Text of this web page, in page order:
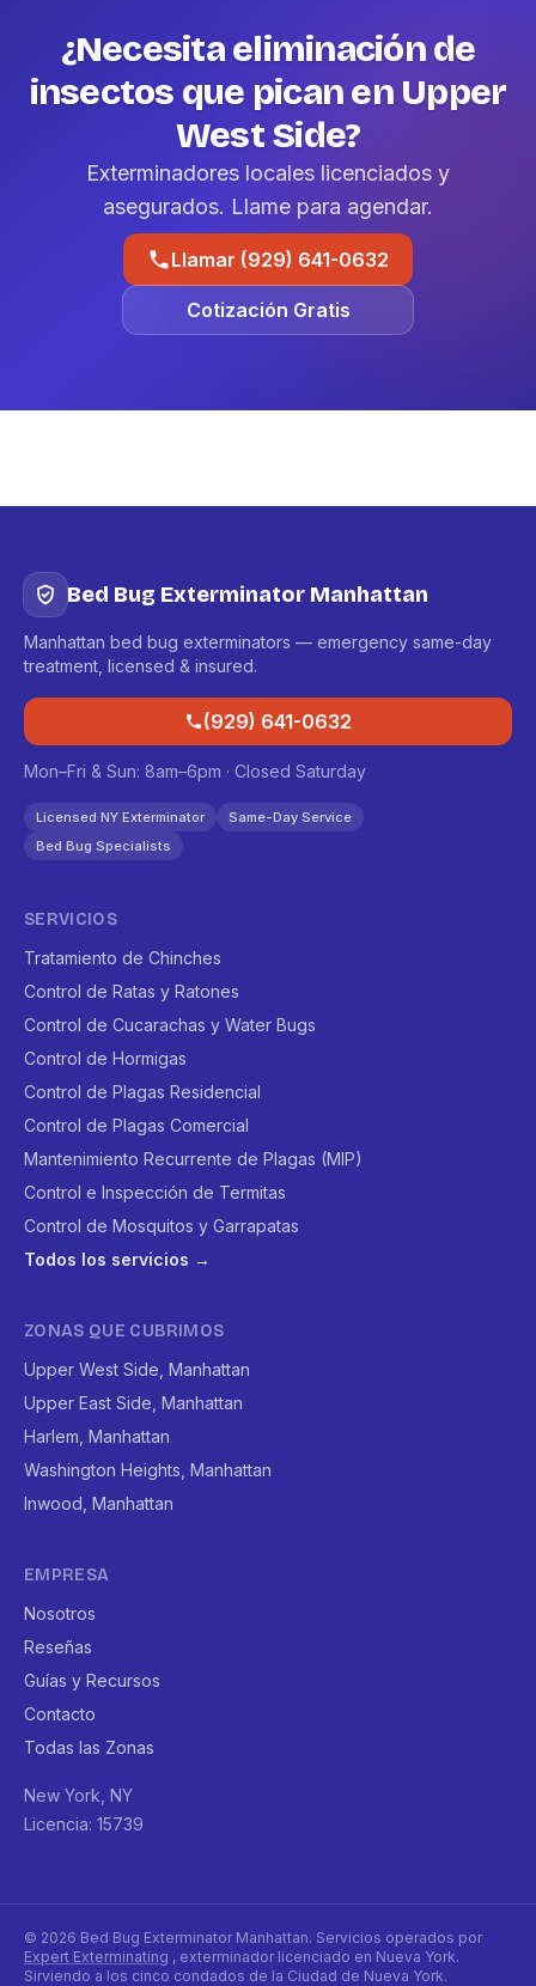
¿Necesita eliminación de
insectos que pican en Upper
West Side?
Exterminadores locales licenciados y
asegurados. Llame para agendar.
Llamar (929) 641-0632
Cotización Gratis
Bed Bug Exterminator Manhattan
Manhattan bed bug exterminators — emergency same-day
treatment, licensed & insured.
(929) 641-0632
Mon–Fri & Sun: 8am–6pm · Closed Saturday
Licensed NY Exterminator
Same-Day Service
Bed Bug Specialists
SERVICIOS
Tratamiento de Chinches
Control de Ratas y Ratones
Control de Cucarachas y Water Bugs
Control de Hormigas
Control de Plagas Residencial
Control de Plagas Comercial
Mantenimiento Recurrente de Plagas (MIP)
Control e Inspección de Termitas
Control de Mosquitos y Garrapatas
Todos los servicios →
ZONAS QUE CUBRIMOS
Upper West Side, Manhattan
Upper East Side, Manhattan
Harlem, Manhattan
Washington Heights, Manhattan
Inwood, Manhattan
EMPRESA
Nosotros
Reseñas
Guías y Recursos
Contacto
Todas las Zonas
New York, NY
Licencia: 15739
© 2026 Bed Bug Exterminator Manhattan. Servicios operados por
Expert Exterminating , exterminador licenciado en Nueva York.
Sirviendo a los cinco condados de la Ciudad de Nueva York.